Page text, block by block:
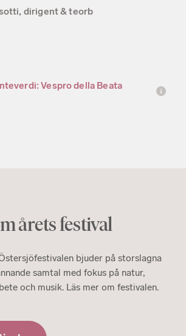
dirigent & teorb
Vespro della Beata
årets festival
bjuder på storslagna
samtal med fokus på natur,
och musik. Läs mer om festivalen.